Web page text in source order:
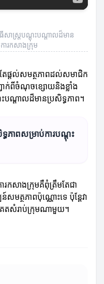
ាស្ត្របណ្តុះបណ្តាលដ៏មាន
ារកសាងក្រុម
តែផ្តល់សមត្ថភាពដល់សមាជិក
ជាក់ពីចំណុចខ្សោយនិងខ្លាំង
ះបណ្តាលដ៏មានប្រសិទ្ធភាព។
ភាពសម្រាប់ការបណ្តុះ
កសាងក្រុមគឺពុំត្រឹមតែជា
ត្ថភាពប៉ុណ្ណោះទេ ប៉ុន្តែវា
គតសំរាប់ក្រុមណាមួយ។